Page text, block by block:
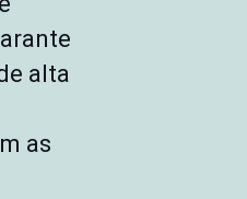
alta
as